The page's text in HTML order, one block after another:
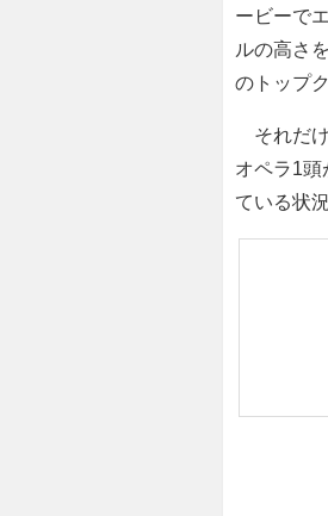
ービーで
ルの高さ
のトップ
それだけ
オペラ1頭
ている状